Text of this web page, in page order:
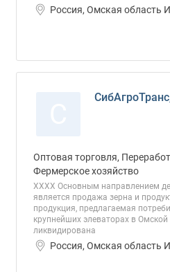
Россия, Омская область
Оптовая торговля,
Фермерское хозяйство
ХХХХ Основным направлением
является продажа зерна и
продукция, предлагаемая
крупнейших элеваторах в
ликвидирована
Россия, Омская область